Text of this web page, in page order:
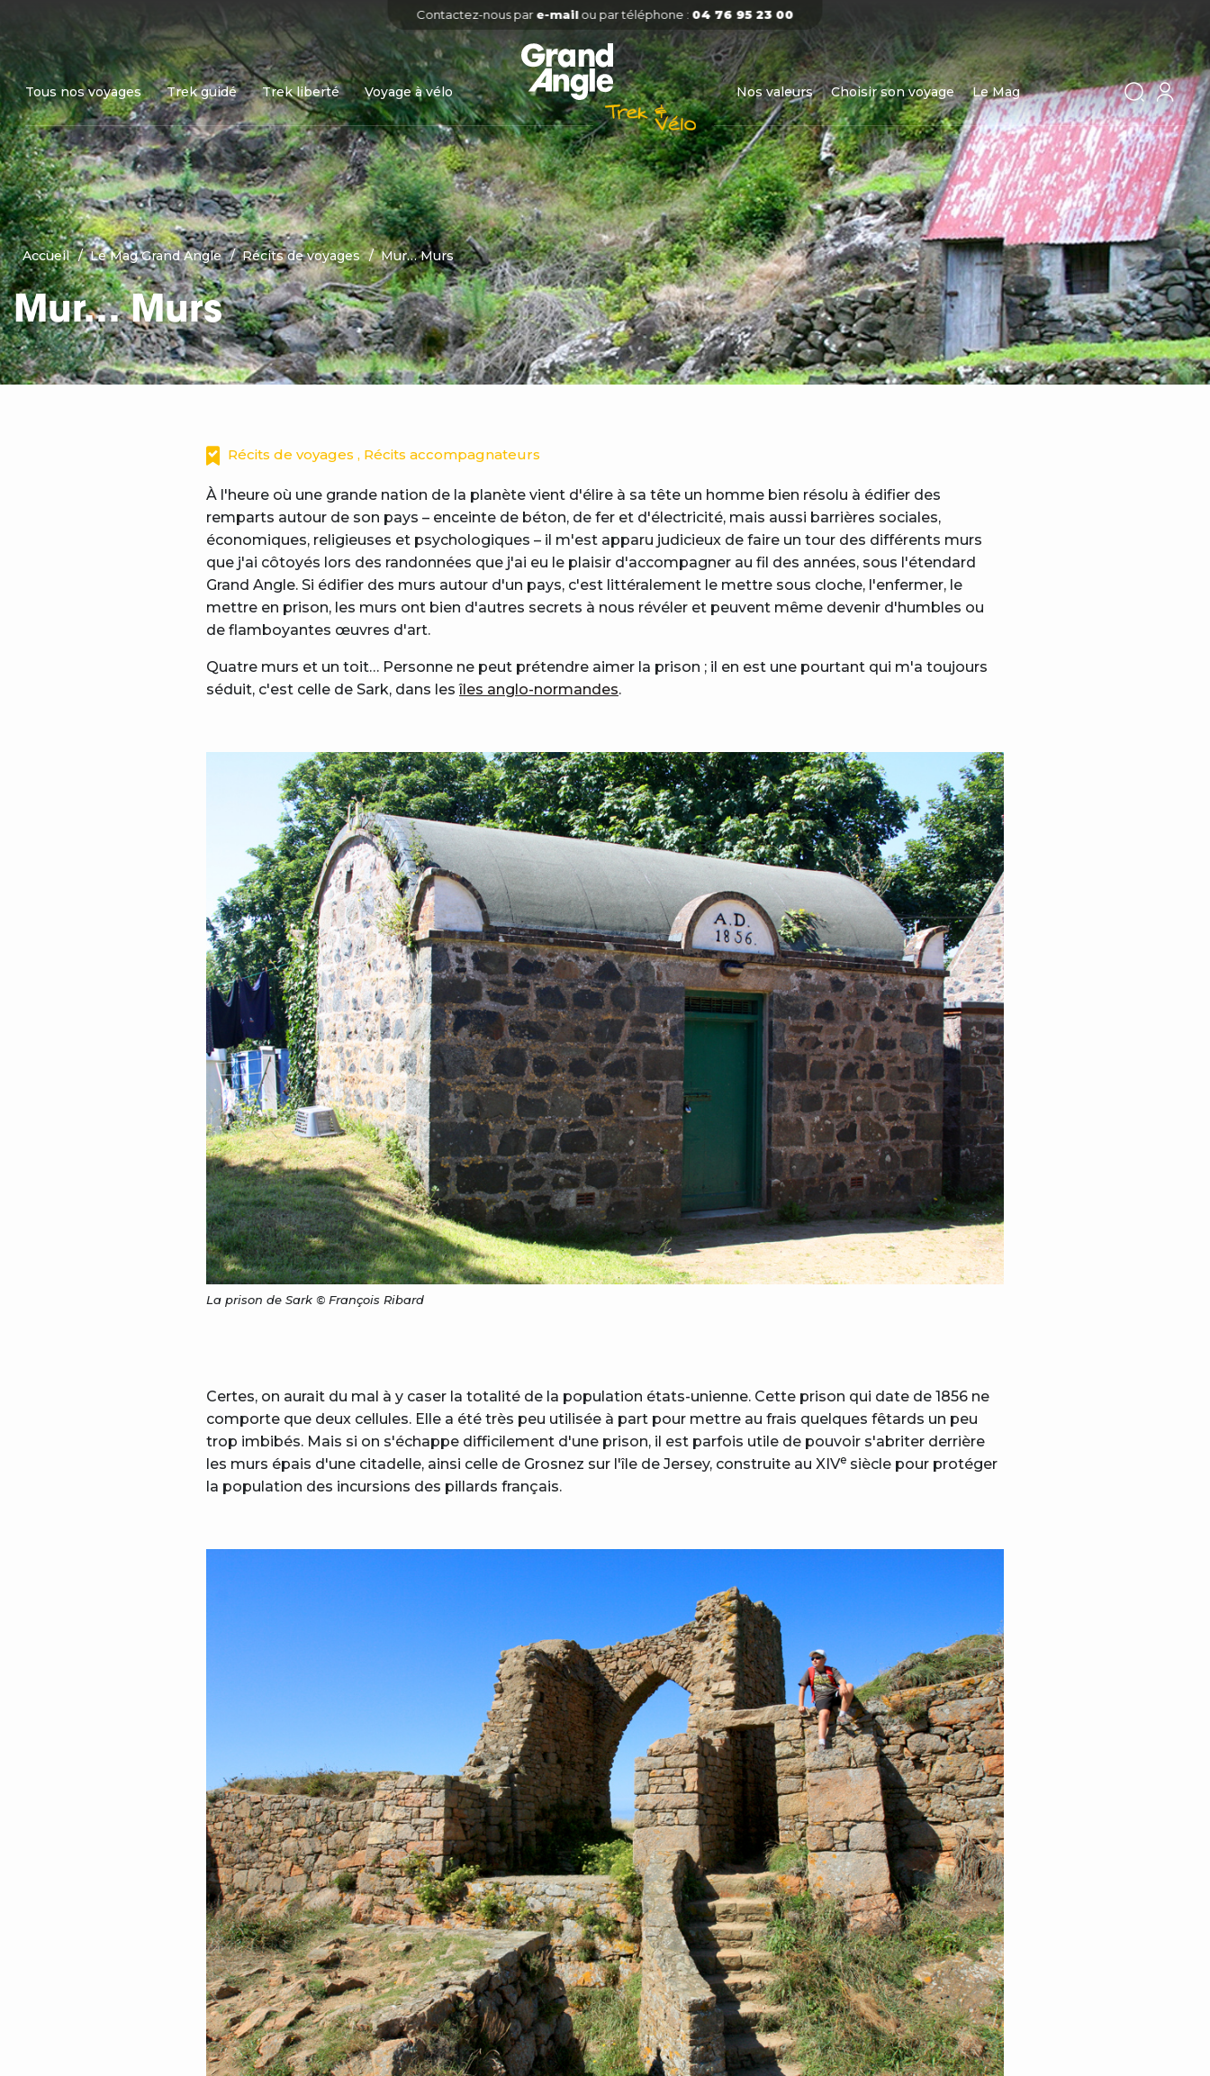
Contactez-nous pare-mailou par téléphone : 04 76 95 23 00
Tous nos voyages Trek guidé Trek liberté Voyage à vélo Nos valeurs Choisir son voyage Le Mag
Accueil Le Mag Grand Angle Récits de voyages Mur… Murs
Mur… Murs
Récits de voyages , Récits accompagnateurs
À l'heure où une grande nation de la planète vient d'élire à sa tête un homme bien résolu à édifier des
remparts autour de son pays – enceinte de béton, de fer et d'électricité, mais aussi barrières sociales,
économiques, religieuses et psychologiques – il m'est apparu judicieux de faire un tour des différents murs
que j'ai côtoyés lors des randonnées que j'ai eu le plaisir d'accompagner au fil des années, sous l'étendard
Grand Angle. Si édifier des murs autour d'un pays, c'est littéralement le mettre sous cloche, l'enfermer, le
mettre en prison, les murs ont bien d'autres secrets à nous révéler et peuvent même devenir d'humbles ou
de flamboyantes œuvres d'art.
Quatre murs et un toit… Personne ne peut prétendre aimer la prison ; il en est une pourtant qui m'a toujours
séduit, c'est celle de Sark, dans lesîles anglo-normandes.
La prison de Sark © François Ribard
Certes, on aurait du mal à y caser la totalité de la population états-unienne. Cette prison qui date de 1856 ne
comporte que deux cellules. Elle a été très peu utilisée à part pour mettre au frais quelques fêtards un peu
trop imbibés. Mais si on s'échappe difficilement d'une prison, il est parfois utile de pouvoir s'abriter derrière
les murs épais d'une citadelle, ainsi celle de Grosnez sur l'île de Jersey, construite au XIVe siècle pour protéger
la population des incursions des pillards français.